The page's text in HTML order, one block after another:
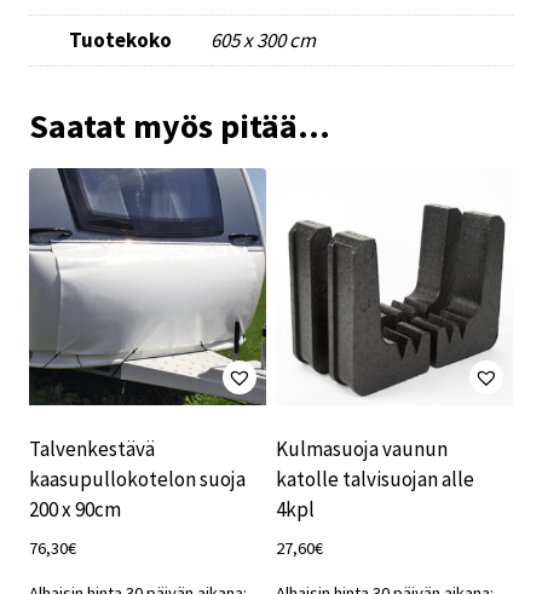
Tuotekoko 605 x 300 cm
Saatat myös pitää...
Talvenkestävä
kaasupullokotelon suoja
200 x 90cm
76,30€
Kulmasuoja vaunun
katolle talvisuojan alle
4kpl
27,60€